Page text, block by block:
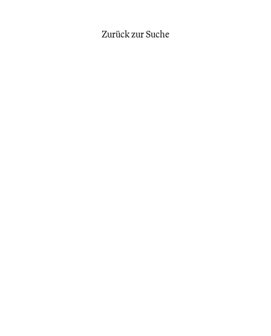
Zurück zur Suche